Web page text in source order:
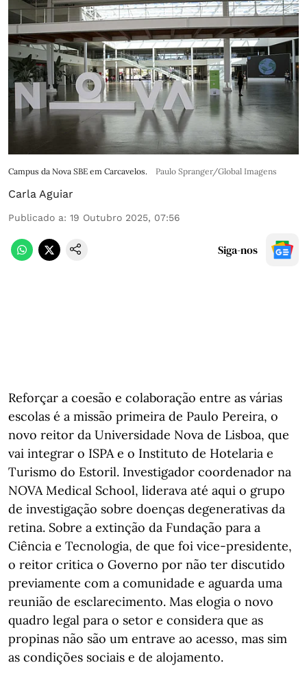
Campus da Nova SBE em Carcavelos. Paulo Spranger/Global Imagens
Carla Aguiar
Publicado a: 19 Outubro 2025, 07:56
Siga-nos
Reforçar a coesão e colaboração entre as várias
escolas é a missão primeira de Paulo Pereira, o
novo reitor da Universidade Nova de Lisboa, que
vai integrar o ISPA e o Instituto de Hotelaria e
Turismo do Estoril. Investigador coordenador na
NOVA Medical School, liderava até aqui o grupo
de investigação sobre doenças degenerativas da
retina. Sobre a extinção da Fundação para a
Ciência e Tecnologia, de que foi vice-presidente,
o reitor critica o Governo por não ter discutido
previamente com a comunidade e aguarda uma
reunião de esclarecimento. Mas elogia o novo
quadro legal para o setor e considera que as
propinas não são um entrave ao acesso, mas sim
as condições sociais e de alojamento.